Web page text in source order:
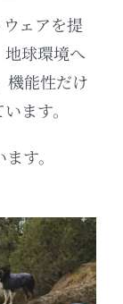
ェアを提
地球環境へ
機能性だけ
ます。
す。